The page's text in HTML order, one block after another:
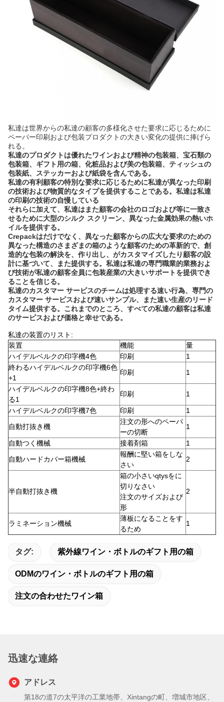
私達は世界からの私達の顧客の多様化させた要求に応じるために
ペーパー印刷および包装プロダクトの大きい変化の提供に捧げら
れる。
私達のプロダクトは優れたワインおよび精神の包装箱、宝石類の
包装箱、ギフト用の箱、化粧品および美の包装箱、ティッシュの
包装紙、ステッカーおよび紙袋を含んである。
私達の有利顧客の特別な要求に応じるために私達が異なった印刷
の技術および物質的なタイプを提供することである。私達は私達
の印刷の技術の自慢している
それらに加えて、私達はまた顧客の会社のロゴおよび等に一致さ
せるために大型のシルク スクリーン、異なった金属効果の熱いホ
イルを提供する。
Crepackはだけでなく、異なった顧客からの広大な要求のための
異なった構造のさまざまの箱のような顧客のための革新的で、創
造的な包装の解決を、作り出し、がカスタマイズしたり顧客の設
計に基づいて、また提供する。私達は私達の専門職業的業務およ
び技術が私達の顧客全員に包装産業の大きいサポートを提供でき
ることを信じる。
私達のカスタマー サービスのチームは処理する速い行為、専門の
カスタマー サービスおよび速いサンプル、また速い生産のリード
タイム提供する。これまでのところ、すべての私達の顧客は私達
のサービスおよび価格と幸せである。
私達の装置のリスト:
装置
機能
量
ハイデルベルクの印字機4色
印刷
1
終わるハイデルベルクの印字機6色
+1
印刷 1
ハイデルベルクの印字機8色+終わ
る1
印刷 1
ハイデルベルクの印字機7色 印刷
1
自動打抜き機
注文の形へのペーパ
ーの切断
1
自動つく機械 接着剤箱
1
自動ハードカバー箱機械
報酬に堅い箱をしな
さい
2
半自動打抜き機
箱の小さいqtysをに
切りなさい
注文のサイズおよび
形
2
ラミネーション機械
薄板になることをす
るため
1
タグ: 紫外線ワイン・ボトルのギフト用の箱
ODMのワイン・ボトルのギフト用の箱
注文の合わせたワイン箱
迅速な連絡
アドレス
第18の道7の太平洋の工業地帯、Xintangの町、増城市地区、